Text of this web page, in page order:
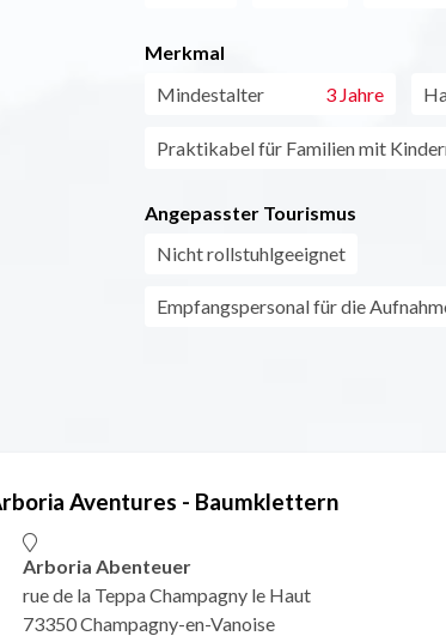
Merkmal
Mindestalter
3 Jahre
Praktikabel für Familien mit
Angepasster Tourismus
Nicht rollstuhlgeeignet
Empfangspersonal für die
Aventures - Baumklettern
Arboria Abenteuer
rue de la Teppa Champagny le Haut
73350 Champagny-en-Vanoise